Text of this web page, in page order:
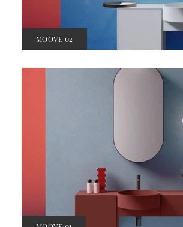
MOOVE 02